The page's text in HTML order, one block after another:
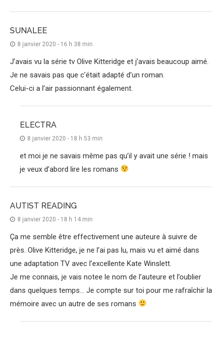
SUNALEE
8 janvier 2020 - 16 h 38 min
J’avais vu la série tv Olive Kitteridge et j’avais beaucoup aimé.
Je ne savais pas que c’était adapté d’un roman.
Celui-ci a l’air passionnant également.
ELECTRA
8 janvier 2020 - 18 h 53 min
et moi je ne savais même pas qu’il y avait une série ! mais
je veux d’abord lire les romans
AUTIST READING
8 janvier 2020 - 18 h 14 min
Ça me semble être effectivement une auteure à suivre de
près. Olive Kitteridge, je ne l’ai pas lu, mais vu et aimé dans
une adaptation TV avec l’excellente Kate Winslett.
Je me connais, je vais notee le nom de l’auteure et l’oublier
dans quelques temps… Je compte sur toi pour me rafraîchir la
mémoire avec un autre de ses romans